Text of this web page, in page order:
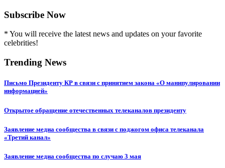
Subscribe Now
* You will receive the latest news and updates on your favorite
celebrities!
Trending News
Письмо Президенту КР в связи с принятием закона «О манипулировании
информацией»
Открытое обращение отечественных телеканалов президенту
Заявление медиа сообщества в связи с поджогом офиса телеканала
«Третий канал»
Заявление медиа сообщества по случаю 3 мая